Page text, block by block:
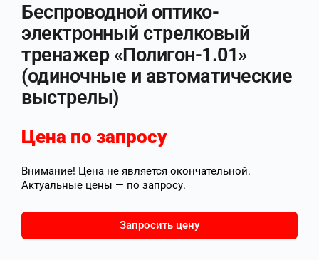
Беспроводной оптико-
электронный стрелковый
тренажер «Полигон-1.01»
(одиночные и автоматические
выстрелы)
Цена по запросу
Внимание! Цена не является окончательной.
Актуальные цены — по запросу.
Запросить цену